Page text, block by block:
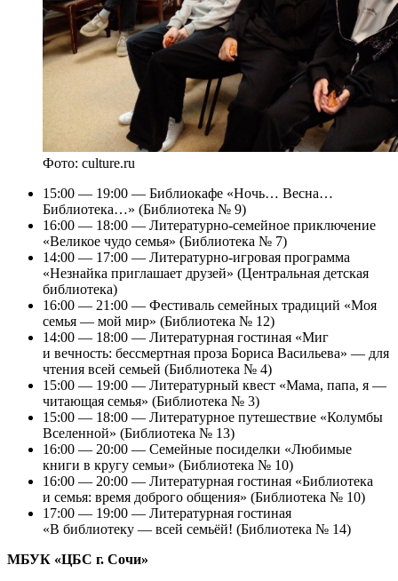
Фото: culture.ru
15:00 — 19:00 — Библиокафе «Ночь… Весна…
Библиотека…» (Библиотека № 9)
16:00 — 18:00 — Литературно-семейное приключение
«Великое чудо семья» (Библиотека № 7)
14:00 — 17:00 — Литературно-игровая программа
«Незнайка приглашает друзей» (Центральная детская
библиотека)
16:00 — 21:00 — Фестиваль семейных традиций «Моя
семья — мой мир» (Библиотека № 12)
14:00 — 18:00 — Литературная гостиная «Миг
и вечность: бессмертная проза Бориса Васильева» — для
чтения всей семьей (Библиотека № 4)
15:00 — 19:00 — Литературный квест «Мама, папа, я —
читающая семья» (Библиотека № 3)
15:00 — 18:00 — Литературное путешествие «Колумбы
Вселенной» (Библиотека № 13)
16:00 — 20:00 — Семейные посиделки «Любимые
книги в кругу семьи» (Библиотека № 10)
16:00 — 20:00 — Литературная гостиная «Библиотека
и семья: время доброго общения» (Библиотека № 10)
17:00 — 19:00 — Литературная гостиная
«В библиотеку — всей семьёй! (Библиотека № 14)
МБУК «ЦБС г. Сочи»